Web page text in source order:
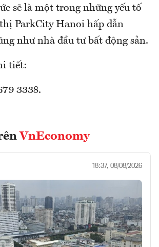
sẽ là một trong những yếu tố
ParkCity Hanoi hấp dẫn
như nhà đầu tư bất động sản.
tiết:
3338.
VnEconomy
18:37, 08/08/2026